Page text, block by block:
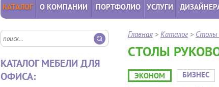
КАТАЛОГ О КОМПАНИИ ПОРТФОЛИО УСЛУГИ
КАТАЛОГ МЕБЕЛИ ДЛЯ
ОФИСА:
Главная > Каталог > Столы
СТОЛЫ
ЭКОНОМ БИЗНЕС